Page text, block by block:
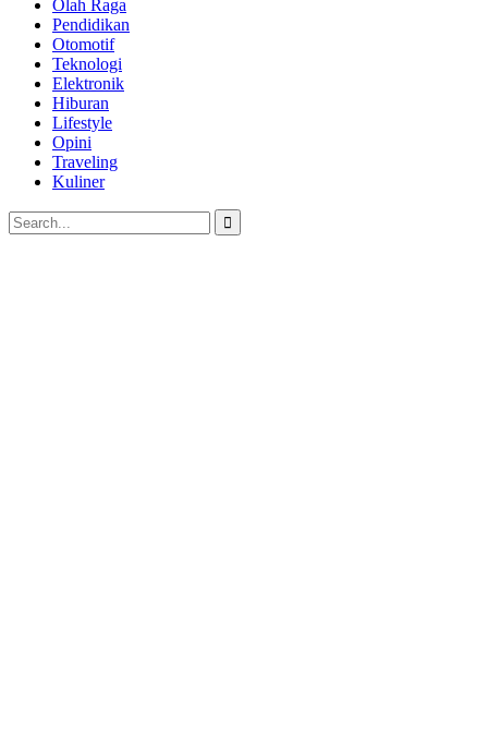
Olah Raga
Pendidikan
Otomotif
Teknologi
Elektronik
Hiburan
Lifestyle
Opini
Traveling
Kuliner